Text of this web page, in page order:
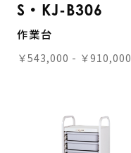
S・KJ-B306
作業台
￥543,000 - ￥910,000